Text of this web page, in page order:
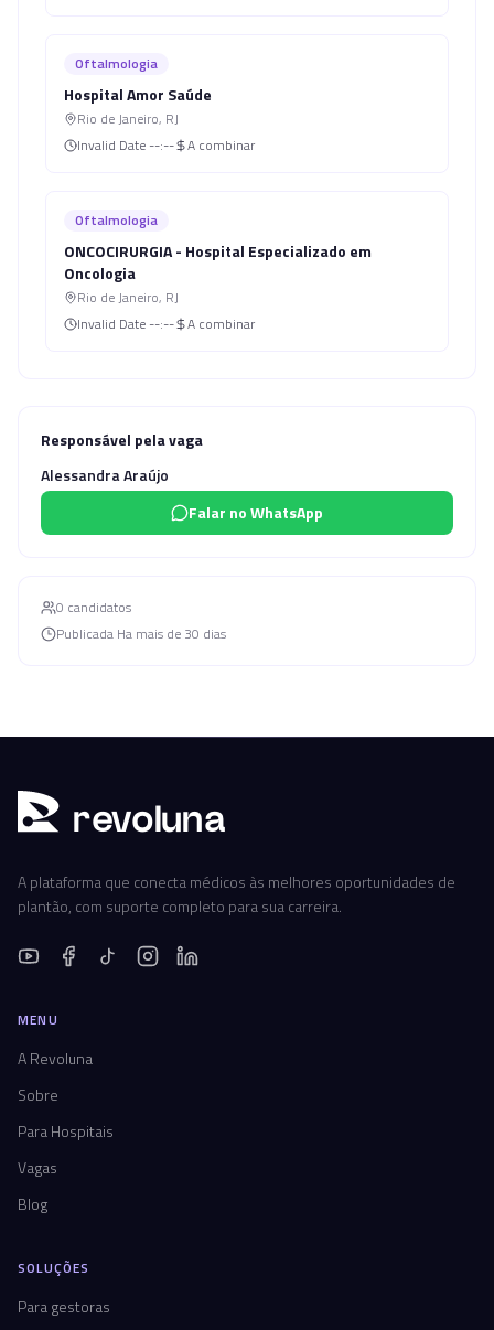
Oftalmologia
Hospital Amor Saúde
Rio de Janeiro, RJ
Invalid Date --:-- A combinar
Oftalmologia
ONCOCIRURGIA - Hospital Especializado em
Oncologia
Rio de Janeiro, RJ
Invalid Date --:-- A combinar
Responsável pela vaga
Alessandra Araújo
Falar no WhatsApp
0 candidatos
Publicada Ha mais de 30 dias
revoluna
A plataforma que conecta médicos às melhores oportunidades de
plantão, com suporte completo para sua carreira.
MENU
A Revoluna
Sobre
Para Hospitais
Vagas
Blog
SOLUÇÕES
Para gestoras